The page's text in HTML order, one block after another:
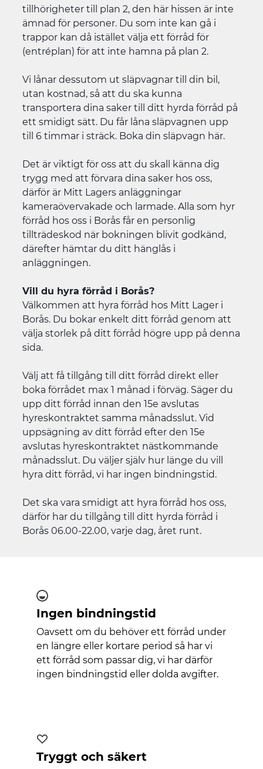
tillhörigheter till plan 2, den här hissen är inte
ämnad för personer. Du som inte kan gå i
trappor kan då istället välja ett förråd för
(entréplan) för att inte hamna på plan 2.
Vi lånar dessutom ut släpvagnar till din bil,
utan kostnad, så att du ska kunna
transportera dina saker till ditt hyrda förråd på
ett smidigt sätt. Du får låna släpvagnen upp
till 6 timmar i sträck. Boka din släpvagn här.
Det är viktigt för oss att du skall känna dig
trygg med att förvara dina saker hos oss,
därför är Mitt Lagers anläggningar
kameraövervakade och larmade. Alla som hyr
förråd hos oss i Borås får en personlig
tillträdeskod när bokningen blivit godkänd,
därefter hämtar du ditt hänglås i
anläggningen.
Vill du hyra förråd i Borås?
Välkommen att hyra förråd hos Mitt Lager i
Borås. Du bokar enkelt ditt förråd genom att
välja storlek på ditt förråd högre upp på denna
sida.
Välj att få tillgång till ditt förråd direkt eller
boka förrådet max 1 månad i förväg. Säger du
upp ditt förråd innan den 15e avslutas
hyreskontraktet samma månadsslut. Vid
uppsägning av ditt förråd efter den 15e
avslutas hyreskontraktet nästkommande
månadsslut. Du väljer själv hur länge du vill
hyra ditt förråd, vi har ingen bindningstid.
Det ska vara smidigt att hyra förråd hos oss,
därför har du tillgång till ditt hyrda förråd i
Borås 06.00-22.00, varje dag, året runt.
Ingen bindningstid
Oavsett om du behöver ett förråd under
en längre eller kortare period så har vi
ett förråd som passar dig, vi har därför
ingen bindningstid eller dolda avgifter.
Tryggt och säkert